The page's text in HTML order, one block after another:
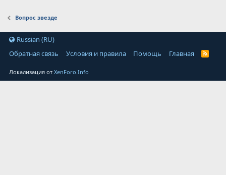
Вопрос звезде
Russian (RU)
Обратная связь
Условия и правила Помощь Главная
Локализация отXenForo.Info